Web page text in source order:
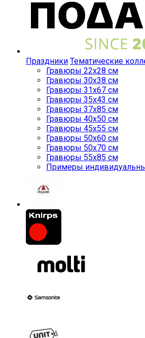
Праздники Тематические
Гравюры 22x28 см
Гравюры 30x38 см
Гравюры 31x67 см
Гравюры 35x43 см
Гравюры 37x85 см
Гравюры 40x50 см
Гравюры 45x55 см
Гравюры 50x60 см
Гравюры 50x70 см
Гравюры 55x85 см
Примеры